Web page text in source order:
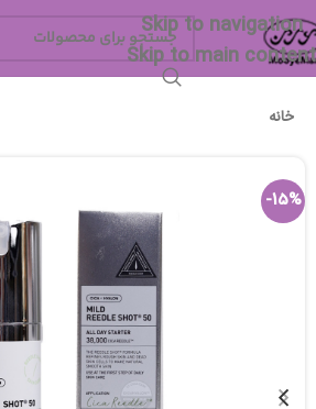
Skip to navigation
Skip to main content
خانه
-15%